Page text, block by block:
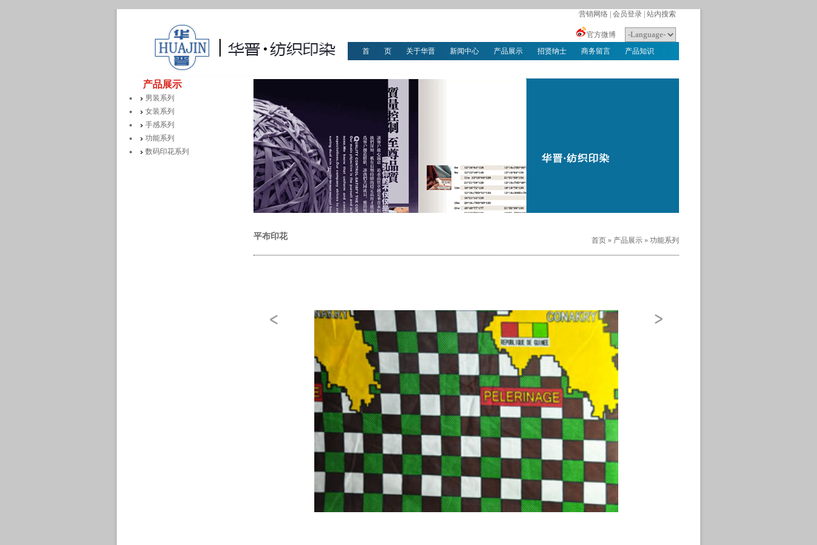
营销网络 会员登录 站内搜索
官方微博
首 页
关于华晋 新闻中心 产品展示 招贤纳士 商务留言 产品知识
产品展示
男装系列
女装系列
手感系列
功能系列
数码印花系列
首页 » 产品展示 » 功能系列
平布印花